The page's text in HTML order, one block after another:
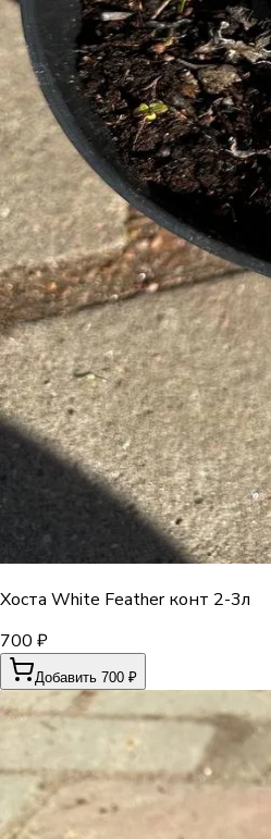
Хоста White Feather конт 2-3л
700 ₽
Добавить 700 ₽